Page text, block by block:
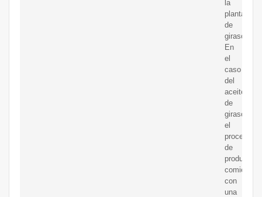
la
planta
de
girasol?
En
el
caso
del
aceite
de
girasol,
el
proceso
de
producción
comienza
con
una